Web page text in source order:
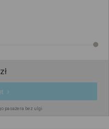
zł
pasażera bez ulgi